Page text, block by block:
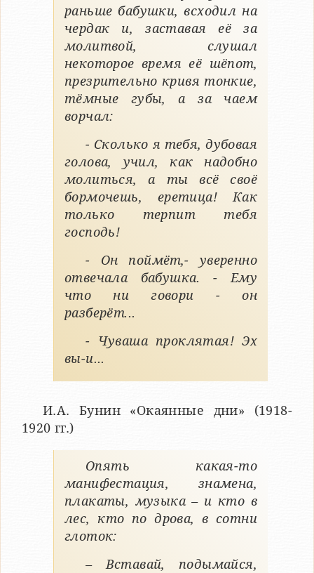
раньше бабушки, всходил на
чердак и, заставая её за
молитвой, слушал
некоторое время её шёпот,
презрительно кривя тонкие,
тёмные губы, а за чаем
ворчал:
- Сколько я тебя, дубовая
голова, учил, как надобно
молиться, а ты всё своё
бормочешь, еретица! Как
только терпит тебя
господь!
- Он поймёт,- уверенно
отвечала бабушка. - Ему
что ни говори - он
разберёт...
- Чуваша проклятая! Эх
вы-и...
И.А. Бунин «Окаянные дни» (1918-
1920 гг.)
Опять какая-то
манифестация, знамена,
плакаты, музыка – и кто в
лес, кто по дрова, в сотни
глоток:
– Вставай, подымайся,